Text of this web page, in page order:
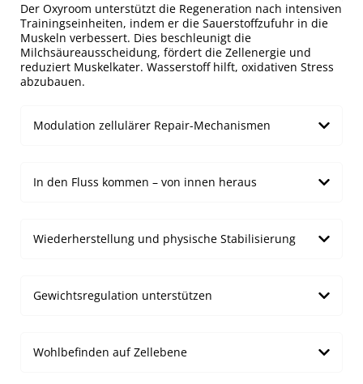
Der Oxyroom unterstützt die Regeneration nach intensiven
Trainingseinheiten, indem er die Sauerstoffzufuhr in die
Muskeln verbessert. Dies beschleunigt die
Milchsäureausscheidung, fördert die Zellenergie und
reduziert Muskelkater. Wasserstoff hilft, oxidativen Stress
abzubauen.
Modulation zellulärer Repair-Mechanismen
In den Fluss kommen – von innen heraus
Wiederherstellung und physische Stabilisierung
Gewichtsregulation unterstützen
Wohlbefinden auf Zellebene